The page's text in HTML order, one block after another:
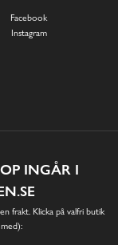
Facebook
Instagram
INGÅR I
frakt. Klicka på valfri butik